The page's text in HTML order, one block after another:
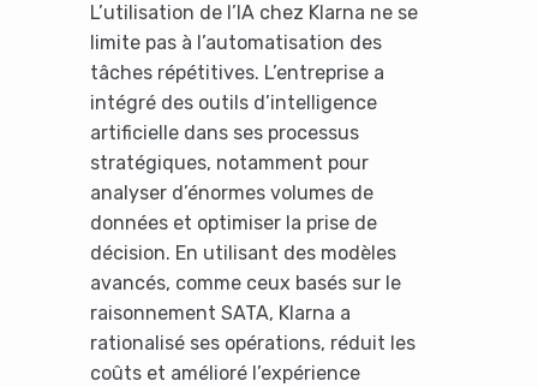
L’utilisation de l’IA chez Klarna ne se
limite pas à l’automatisation des
tâches répétitives. L’entreprise a
intégré des outils d’intelligence
artificielle dans ses processus
stratégiques, notamment pour
analyser d’énormes volumes de
données et optimiser la prise de
décision. En utilisant des modèles
avancés, comme ceux basés sur le
raisonnement SATA, Klarna a
rationalisé ses opérations, réduit les
coûts et amélioré l’expérience